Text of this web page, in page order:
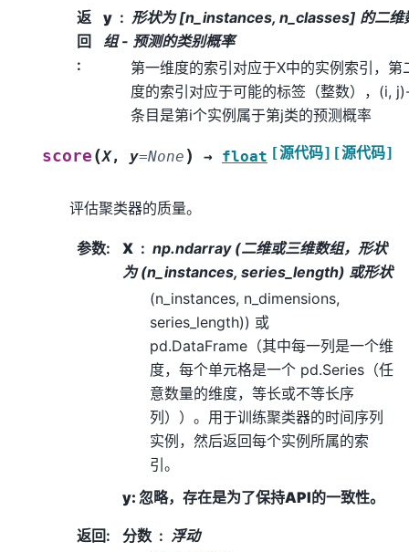
返
回
:
y
形状为 [n_instances, n_classes] 的二维
组 - 预测的类别概率
第一维度的索引对应于X中的实例索引，第
度的索引对应于可能的标签（整数），(i,
条目是第i个实例属于第j类的预测概率
score (X, y=None ) → float [源代码]
[源代码]
评估聚类器的质量。
参数: X
np.ndarray (二维或三维数组，形状
为 (n_instances, series_length) 或形状
(n_instances, n_dimensions,
series_length)) 或
pd.DataFrame（其中每一列是一个维
度，每个单元格是一个 pd.Series（任
意数量的维度，等长或不等长序
列））。用于训练聚类器的时间序列
实例，然后返回每个实例所属的索
引。
y: 忽略，存在是为了保持API的一致性。
返回: 分数
浮动